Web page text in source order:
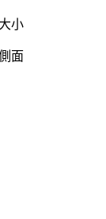
小
面